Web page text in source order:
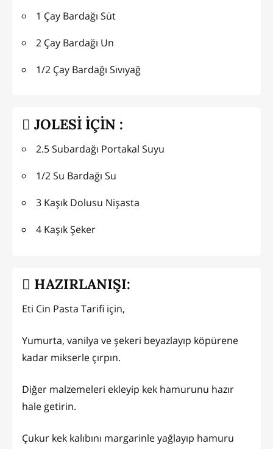
1 Çay Bardağı Süt
2 Çay Bardağı Un
1/2 Çay Bardağı Sıvıyağ
JOLESİ İÇİN :
2.5 Subardağı Portakal Suyu
1/2 Su Bardağı Su
3 Kaşık Dolusu Nişasta
4 Kaşık Şeker
HAZIRLANIŞI:
Eti Cin Pasta Tarifi için,
Yumurta, vanilya ve şekeri beyazlayıp köpürene
kadar mikserle çırpın.
Diğer malzemeleri ekleyip kek hamurunu hazır
hale getirin.
Çukur kek kalıbını margarinle yağlayıp hamuru